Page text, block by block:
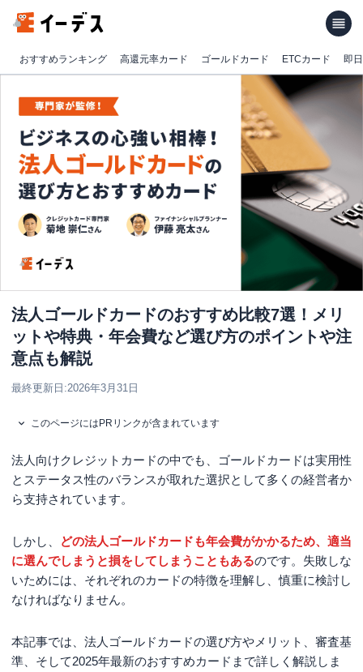
おすすめランキング 高還元率カード ゴールドカード ETCカード 即
法人ゴールドカードのおすすめ比較7選！メリ
ットや特典・年会費など選び方のポイントや注
意点も解説
最終更新日:2026年3月31日
このページにはPRリンクが含まれています
法人向けクレジットカードの中でも、ゴールドカードは実用性
とステータス性のバランスが取れた選択として多くの経営者か
ら支持されています。
しかし、
どの法人ゴールドカードも年会費がかかるため、適当
に選んでしまうと損をしてしまうこともあるのです。失敗しな
いためには、それぞれのカードの特徴を理解し、慎重に検討し
なければなりません。
本記事では、法人ゴールドカードの選び方やメリット、審査基
準、そして2025年最新のおすすめカードまで詳しく解説しま